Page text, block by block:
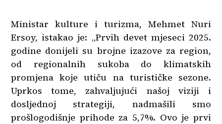
Ministar kulture i turizma, Mehmet Nuri
Ersoy, istakao je: „Prvih devet mjeseci 2025.
godine donijeli su brojne izazove za region,
od regionalnih sukoba do klimatskih
promjena koje utiču na turističke sezone.
Uprkos tome, zahvaljujući našoj viziji i
dosljednoj strategiji, nadmašili smo
prošlogodišnje prihode za 5,7%. Ovo je prvi